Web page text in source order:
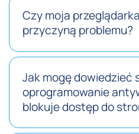
Czy moja
przyczyną problemu?
Jak mogę dowiedzieć
oprogramowanie
blokuje dostęp do